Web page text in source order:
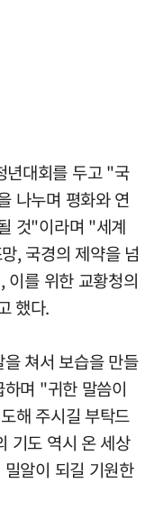
년대회를 두고 "국
나누며 평화와 연
것"이라며 "세계
, 국경의 제약을 넘
이를 위한 교황청의
했다.
쳐서 보습을 만들
며 "귀한 말씀이
해 주시길 부탁드
기도 역시 온 세상
알이 되길 기원한